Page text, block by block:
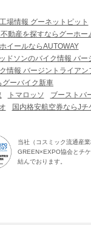
場情報 グーネットピット
動産を探すならグーホー
イールならAUTOWAY
ドソンのバイク情報 バー
情報 バージントライアン
グーバイク新車
トマロッソ
ブーストバ
国内格安航空券ならJチ
当社（コスミック流通産
GREEN×EXPO協会とチ
結んでおります。